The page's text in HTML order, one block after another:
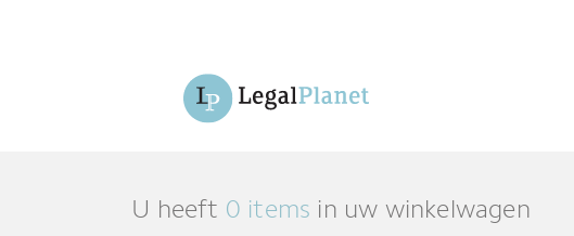
U heeft 0 items in uw winkelwagen